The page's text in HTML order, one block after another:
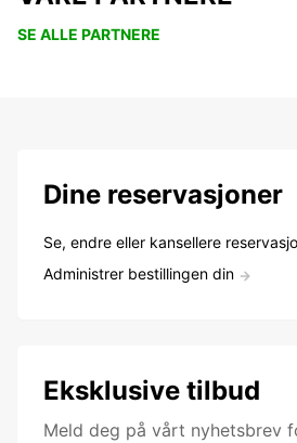
SE ALLE PARTNERE
Dine reservasjoner
Se, endre eller kansellere
Administrer bestillingen din
Eksklusive tilbud
Meld deg på vårt nyhetsbrev